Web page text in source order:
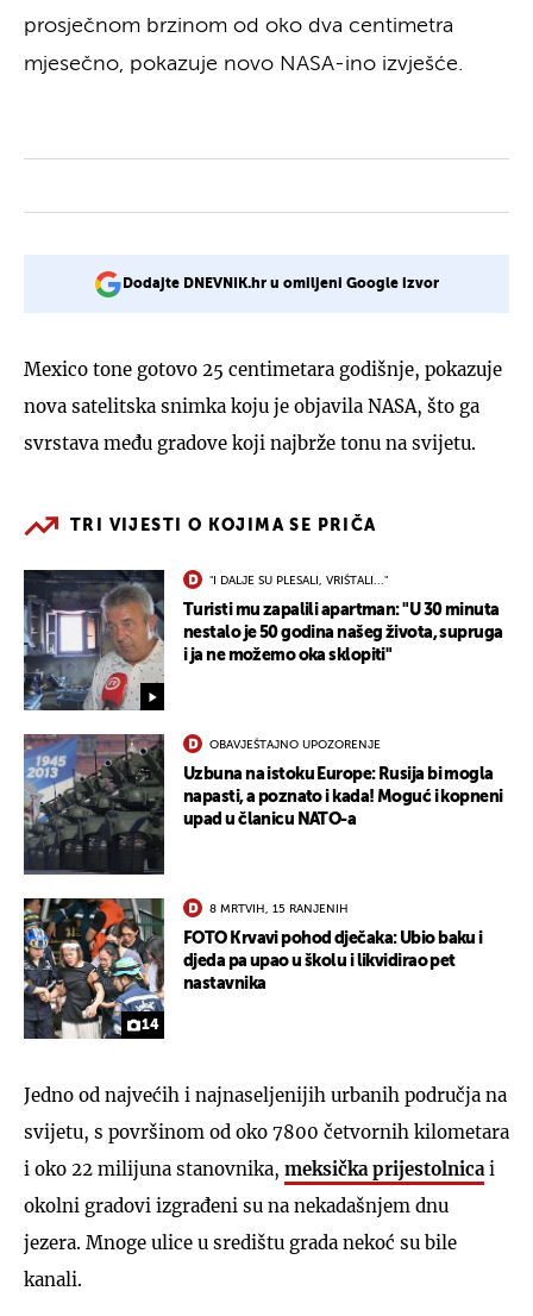
prosječnom brzinom od oko dva centimetra
mjesečno, pokazuje novo NASA-ino izvješće.
Dodajte DNEVNIK.hr u omiljeni Google izvor
Mexico tone gotovo 25 centimetara godišnje, pokazuje
nova satelitska snimka koju je objavila NASA, što ga
svrstava među gradove koji najbrže tonu na svijetu.
TRI VIJESTI O KOJIMA SE PRIČA
"I DALJE SU PLESALI, VRIŠTALI..."
Turisti mu zapalili apartman: "U 30 minuta
nestalo je 50 godina našeg života, supruga
i ja ne možemo oka sklopiti"
OBAVJEŠTAJNO UPOZORENJE
Uzbuna na istoku Europe: Rusija bi mogla
napasti, a poznato i kada! Moguć i kopneni
upad u članicu NATO-a
14
8 MRTVIH, 15 RANJENIH
FOTO Krvavi pohod dječaka: Ubio baku i
djeda pa upao u školu i likvidirao pet
nastavnika
Jedno od najvećih i najnaseljenijih urbanih područja na
svijetu, s površinom od oko 7800 četvornih kilometara
i oko 22 milijuna stanovnika, meksička prijestolnica i
okolni gradovi izgrađeni su na nekadašnjem dnu
jezera. Mnoge ulice u središtu grada nekoć su bile
kanali.